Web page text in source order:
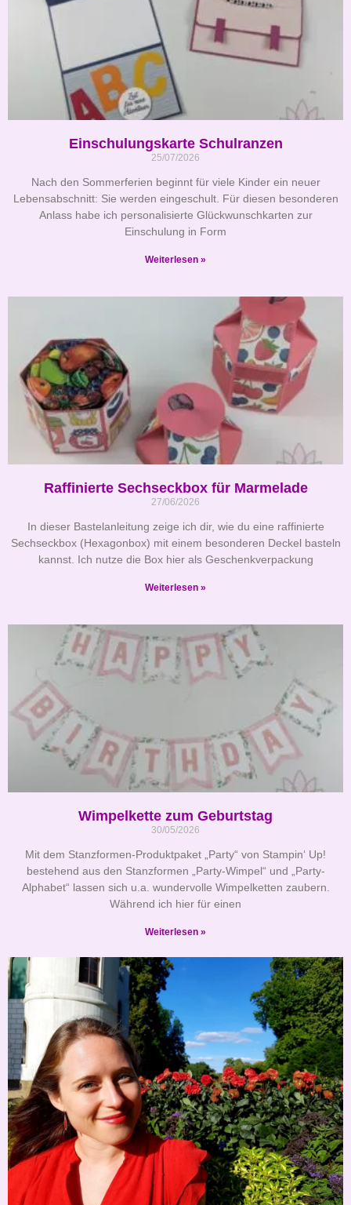
Einschulungskarte Schulranzen
25/07/2026
Nach den Sommerferien beginnt für viele Kinder ein neuer
Lebensabschnitt: Sie werden eingeschult. Für diesen besonderen
Anlass habe ich personalisierte Glückwunschkarten zur
Einschulung in Form
Weiterlesen »
Raffinierte Sechseckbox für Marmelade
27/06/2026
In dieser Bastelanleitung zeige ich dir, wie du eine raffinierte
Sechseckbox (Hexagonbox) mit einem besonderen Deckel basteln
kannst. Ich nutze die Box hier als Geschenkverpackung
Weiterlesen »
Wimpelkette zum Geburtstag
30/05/2026
Mit dem Stanzformen-Produktpaket „Party“ von Stampin‘ Up!
bestehend aus den Stanzformen „Party-Wimpel“ und „Party-
Alphabet“ lassen sich u.a. wundervolle Wimpelketten zaubern.
Während ich hier für einen
Weiterlesen »